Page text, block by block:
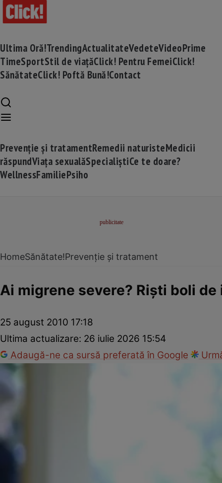
Ultima Oră!TrendingActualitateVedeteVideoPrime
TimeSportStil de viațăClick! Pentru FemeiClick!
SănătateClick! Poftă Bună!Contact
Prevenție și tratamentRemedii naturisteMedicii
răspundViața sexualăSpecialiștiCe te doare?
WellnessFamiliePsiho
HomeSănătate!Prevenție și tratament
Ai migrene severe? Rişti boli de
25 august 2010 17:18
Ultima actualizare: 26 iulie 2026 15:54
Adaugă-ne ca sursă preferată în Google